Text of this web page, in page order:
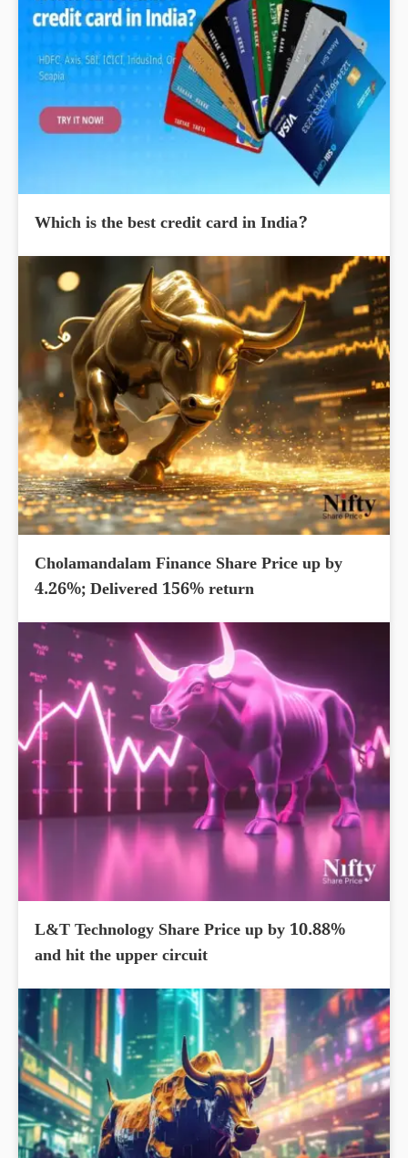
Which is the best credit card in India?
Cholamandalam Finance Share Price up by
4.26%; Delivered 156% return
L&T Technology Share Price up by 10.88%
and hit the upper circuit